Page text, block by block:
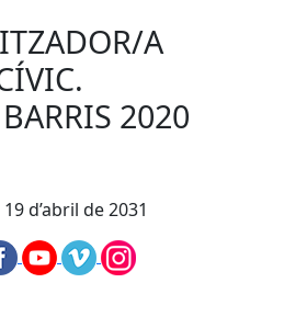
A
2020
d’abril de 2031